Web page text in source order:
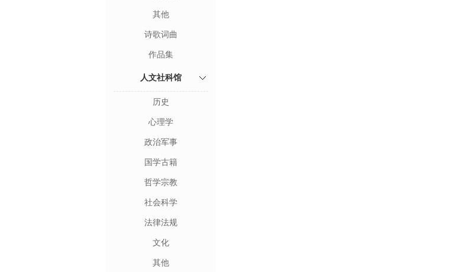
其他
诗歌词曲
作品集
人文社科馆
历史
心理学
政治军事
国学古籍
哲学宗教
社会科学
法律法规
文化
其他